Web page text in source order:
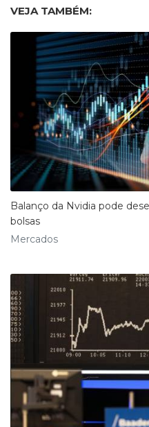
VEJA TAMBÉM:
Balanço da Nvidia pode
bolsas
Mercados